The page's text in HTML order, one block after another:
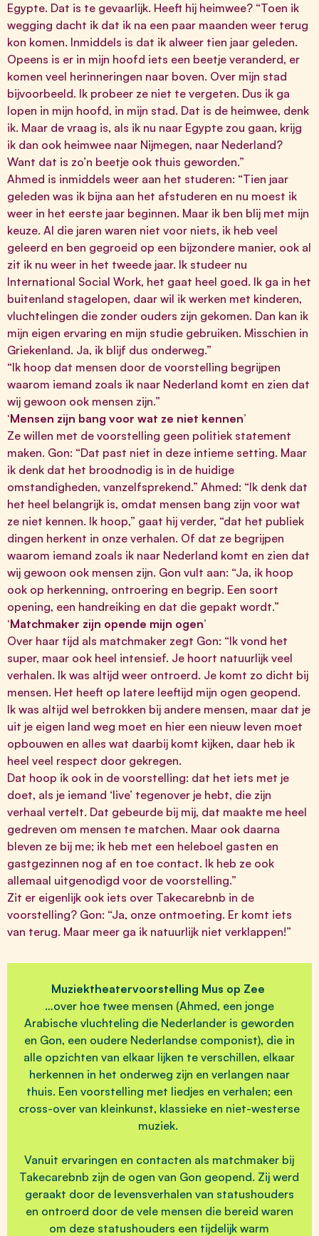
Egypte. Dat is te gevaarlijk. Heeft hij heimwee? “Toen ik
wegging dacht ik dat ik na een paar maanden weer terug
kon komen. Inmiddels is dat ik alweer tien jaar geleden.
Opeens is er in mijn hoofd iets een beetje veranderd, er
komen veel herinneringen naar boven. Over mijn stad
bijvoorbeeld. Ik probeer ze niet te vergeten. Dus ik ga
lopen in mijn hoofd, in mijn stad. Dat is de heimwee, denk
ik. Maar de vraag is, als ik nu naar Egypte zou gaan, krijg
ik dan ook heimwee naar Nijmegen, naar Nederland?
Want dat is zo’n beetje ook thuis geworden.”
Ahmed is inmiddels weer aan het studeren: “Tien jaar
geleden was ik bijna aan het afstuderen en nu moest ik
weer in het eerste jaar beginnen. Maar ik ben blij met mijn
keuze. Al die jaren waren niet voor niets, ik heb veel
geleerd en ben gegroeid op een bijzondere manier, ook al
zit ik nu weer in het tweede jaar. Ik studeer nu
International Social Work, het gaat heel goed. Ik ga in het
buitenland stagelopen, daar wil ik werken met kinderen,
vluchtelingen die zonder ouders zijn gekomen. Dan kan ik
mijn eigen ervaring en mijn studie gebruiken. Misschien in
Griekenland. Ja, ik blijf dus onderweg.”
“Ik hoop dat mensen door de voorstelling begrijpen
waarom iemand zoals ik naar Nederland komt en zien dat
wij gewoon ook mensen zijn.”
‘Mensen zijn bang voor wat ze niet kennen’
Ze willen met de voorstelling geen politiek statement
maken. Gon: “Dat past niet in deze intieme setting. Maar
ik denk dat het broodnodig is in de huidige
omstandigheden, vanzelfsprekend.” Ahmed: “Ik denk dat
het heel belangrijk is, omdat mensen bang zijn voor wat
ze niet kennen. Ik hoop,” gaat hij verder, “dat het publiek
dingen herkent in onze verhalen. Of dat ze begrijpen
waarom iemand zoals ik naar Nederland komt en zien dat
wij gewoon ook mensen zijn. Gon vult aan: “Ja, ik hoop
ook op herkenning, ontroering en begrip. Een soort
opening, een handreiking en dat die gepakt wordt.”
‘Matchmaker zijn opende mijn ogen’
Over haar tijd als matchmaker zegt Gon: “Ik vond het
super, maar ook heel intensief. Je hoort natuurlijk veel
verhalen. Ik was altijd weer ontroerd. Je komt zo dicht bij
mensen. Het heeft op latere leeftijd mijn ogen geopend.
Ik was altijd wel betrokken bij andere mensen, maar dat je
uit je eigen land weg moet en hier een nieuw leven moet
opbouwen en alles wat daarbij komt kijken, daar heb ik
heel veel respect door gekregen.
Dat hoop ik ook in de voorstelling: dat het iets met je
doet, als je iemand ‘live’ tegenover je hebt, die zijn
verhaal vertelt. Dat gebeurde bij mij, dat maakte me heel
gedreven om mensen te matchen. Maar ook daarna
bleven ze bij me; ik heb met een heleboel gasten en
gastgezinnen nog af en toe contact. Ik heb ze ook
allemaal uitgenodigd voor de voorstelling.”
Zit er eigenlijk ook iets over Takecarebnb in de
voorstelling? Gon: “Ja, onze ontmoeting. Er komt iets
van terug. Maar meer ga ik natuurlijk niet verklappen!”
Muziektheatervoorstelling Mus op Zee
…over hoe twee mensen (Ahmed, een jonge
Arabische vluchteling die Nederlander is geworden
en Gon, een oudere Nederlandse componist), die in
alle opzichten van elkaar lijken te verschillen, elkaar
herkennen in het onderweg zijn en verlangen naar
thuis. Een voorstelling met liedjes en verhalen; een
cross-over van kleinkunst, klassieke en niet-westerse
muziek.
Vanuit ervaringen en contacten als matchmaker bij
Takecarebnb zijn de ogen van Gon geopend. Zij werd
geraakt door de levensverhalen van statushouders
en ontroerd door de vele mensen die bereid waren
om deze statushouders een tijdelijk warm